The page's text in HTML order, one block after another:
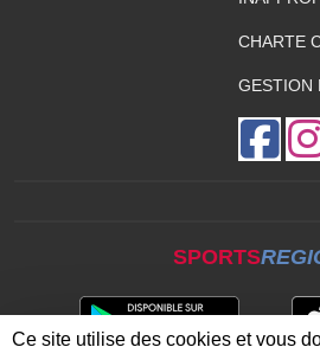
CHARTE
GESTION
SPORTS
Ce site utilise des cookies et vous